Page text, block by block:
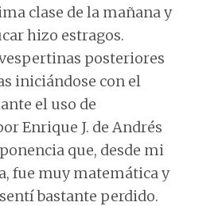
clase de la mañana y
hizo estragos.
posteriores
iniciándose con el
el uso de
Enrique J. de Andrés
que, desde mi
fue muy matemática y
bastante perdido.